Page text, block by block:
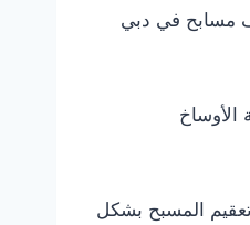
مسابح في دبي
المسبح بشكل